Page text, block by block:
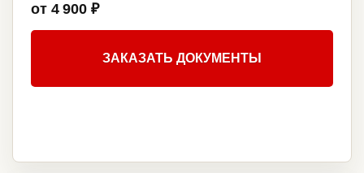
от 4 900 ₽
ЗАКАЗАТЬ ДОКУМЕНТЫ